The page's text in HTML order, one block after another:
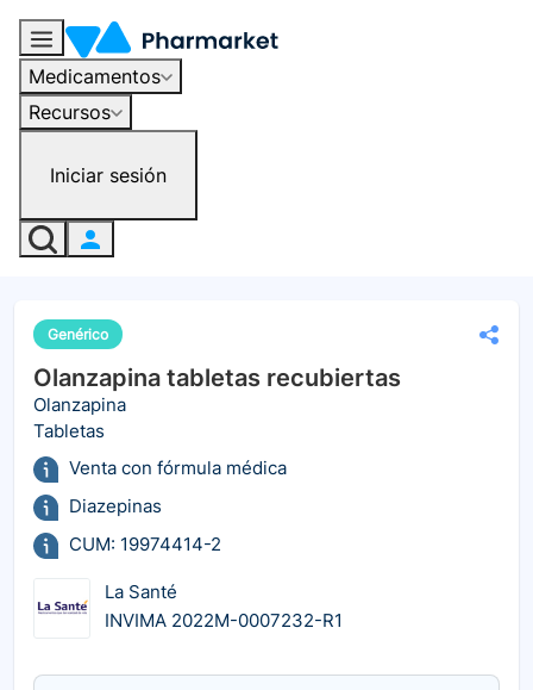
Medicamentos
Recursos
Iniciar sesión
Genérico
Olanzapina tabletas recubiertas
Olanzapina
Tabletas
Venta con fórmula médica
Diazepinas
CUM: 19974414-2
La Santé
INVIMA 2022M-0007232-R1